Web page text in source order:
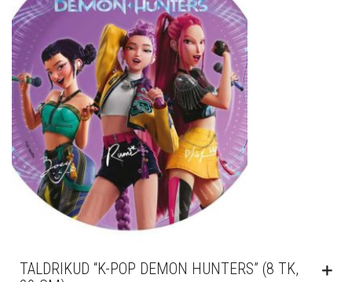
TALDRIKUD “K-POP DEMON HUNTERS” (8 TK,